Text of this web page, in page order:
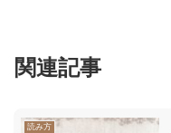
関連記事
読み方